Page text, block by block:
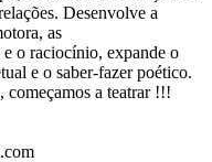
Desenvolve a
as
o raciocínio, expande o
e o saber-fazer poético.
começamos a teatrar !!!